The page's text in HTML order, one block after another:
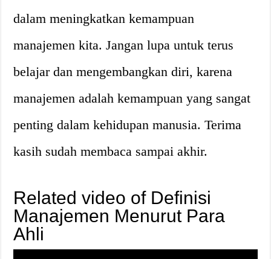
dalam meningkatkan kemampuan
manajemen kita. Jangan lupa untuk terus
belajar dan mengembangkan diri, karena
manajemen adalah kemampuan yang sangat
penting dalam kehidupan manusia. Terima
kasih sudah membaca sampai akhir.
Related video of Definisi
Manajemen Menurut Para
Ahli